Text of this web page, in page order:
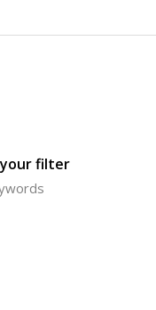
your filter